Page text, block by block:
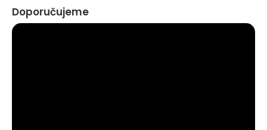
Doporučujeme